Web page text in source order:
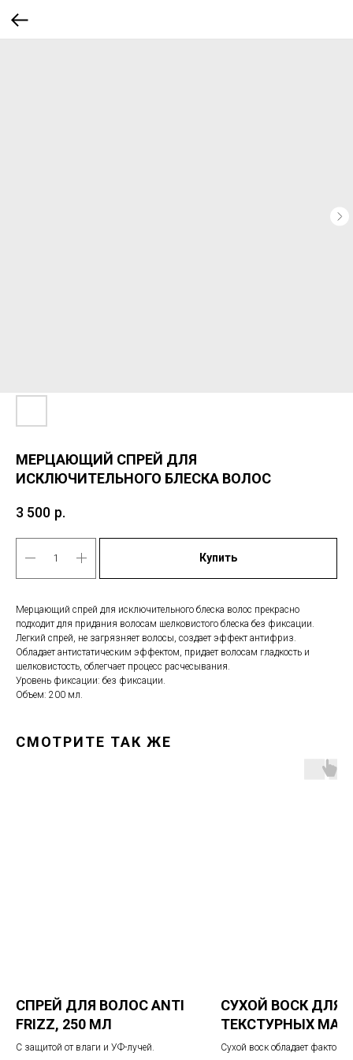
МЕРЦАЮЩИЙ СПРЕЙ ДЛЯ
ИСКЛЮЧИТЕЛЬНОГО БЛЕСКА ВОЛОС
3 500 р.
Купить
Мерцающий спрей для исключительного блеска волос прекрасно
подходит для придания волосам шелковистого блеска без фиксации.
Легкий спрей, не загрязняет волосы, создает эффект антифриз.
Обладает антистатическим эффектом, придает волосам гладкость и
шелковистость, облегчает процесс расчесывания.
Уровень фиксации: без фиксации.
Объем: 200 мл.
СМОТРИТЕ ТАК ЖЕ
СПРЕЙ ДЛЯ ВОЛОС ANTI
FRIZZ, 250 МЛ
С защитой от влаги и УФ-лучей.
СУХОЙ ВОСК ДЛЯ
ТЕКСТУРНЫХ
АКЦЕНТОВ
Сухой воск обладает